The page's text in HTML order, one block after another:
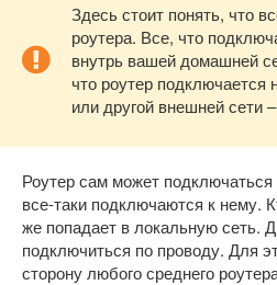
Здесь стоит понять, что
роутера. Все, что
внутрь вашей домашней
что роутер подключается
или другой внешней сети
Роутер сам может
все-таки подключаются к нему.
же попадает в локальную сеть.
подключиться по проводу. Для
сторону любого среднего